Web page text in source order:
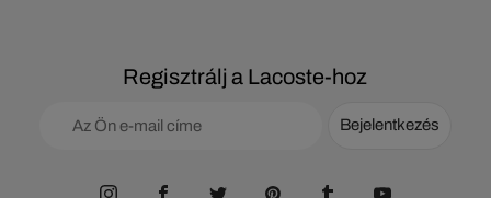
Regisztrálj a Lacoste-hoz
Bejelentkezés